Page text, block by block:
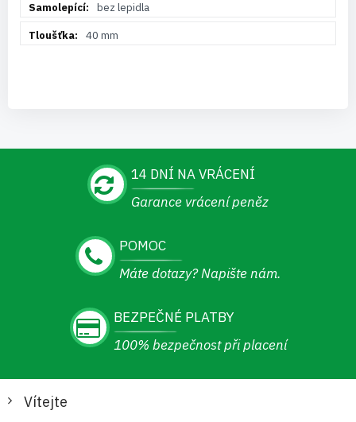
bez lepidla
40 mm
14 DNÍ NA VRÁCENÍ
Garance vrácení peněz
POMOC
Máte dotazy? Napište nám.
BEZPEČNÉ PLATBY
100% bezpečnost při placení
Vítejte